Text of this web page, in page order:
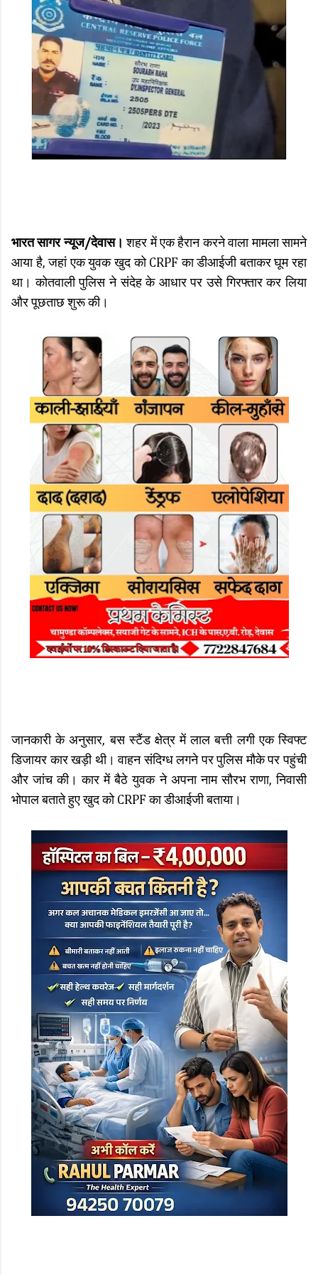
भारत सागर न्यूज/देवास।शहर में एक हैरान करने वाला मामला सामने
आया है, जहां एक युवक खुद को CRPF का डीआईजी बताकर घूम रहा
था। कोतवाली पुलिस ने संदेह के आधार पर उसे गिरफ्तार कर लिया
और पूछताछ शुरू की।
जानकारी के अनुसार, बस स्टैंड क्षेत्र में लाल बत्ती लगी एक स्विफ्ट
डिजायर कार खड़ी थी। वाहन संदिग्ध लगने पर पुलिस मौके पर पहुंची
और जांच की। कार में बैठे युवक ने अपना नाम सौरभ राणा, निवासी
भोपाल बताते हुए खुद को CRPF का डीआईजी बताया।